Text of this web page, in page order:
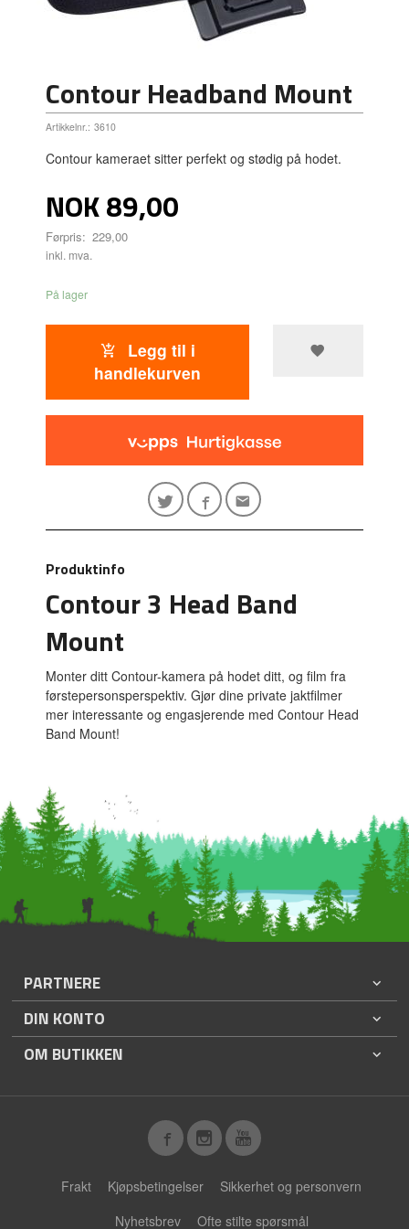
Contour Headband Mount
Artikkelnr.: 3610
Contour kameraet sitter perfekt og stødig på hodet.
Tilbud
NOK89,00
Førpris: 229,00
inkl. mva.
På lager
Legg til i
handlekurven
Produktinfo
Contour 3 Head Band
Mount
Monter ditt Contour-kamera på hodet ditt, og film fra
førstepersonsperspektiv. Gjør dine private jaktfilmer
mer interessante og engasjerende med Contour Head
Band Mount!
PARTNERE
DIN KONTO
OM BUTIKKEN
Frakt Kjøpsbetingelser
Sikkerhet og personvern
Nyhetsbrev
Ofte stilte spørsmål